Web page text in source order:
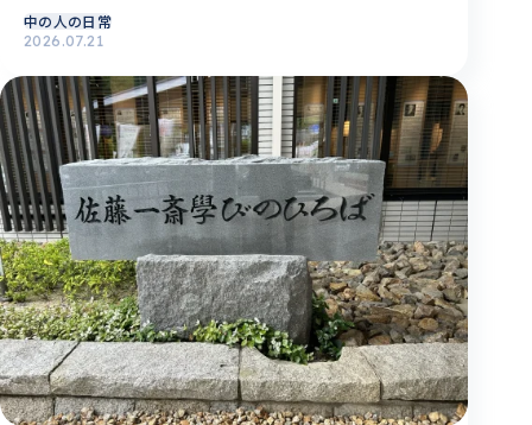
中の人の日常
2026.07.21